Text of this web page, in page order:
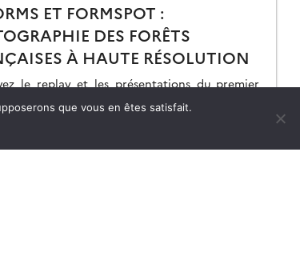
ET FORMSPOT :
DES FORÊTS
À HAUTE RÉSOLUTION
le replay et les présentations du premier
haute résolution.
Lire la suite →
que vous en êtes satisfait.